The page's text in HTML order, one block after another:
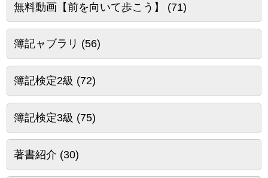
無料動画【前を向いて歩こう】 (71)
簿記ャブラリ (56)
簿記検定2級 (72)
簿記検定3級 (75)
著書紹介 (30)